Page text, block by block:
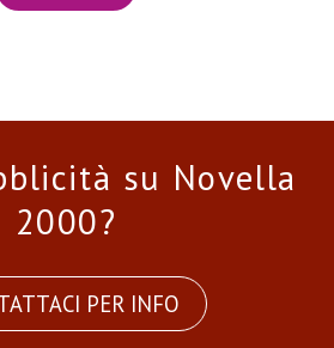
su Novella
2000?
PER INFO